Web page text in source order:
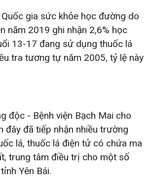
gia sức khỏe học đường do
năm 2019 ghi nhận 2,6% học
13-17 đang sử dụng thuốc lá
tra tương tự năm 2005, tỷ lệ này
độc - Bệnh viện Bạch Mai cho
đây đã tiếp nhận nhiều trường
lá, thuốc lá điện tử có chứa ma
trung tâm điều trị cho một số
Yên Bái.